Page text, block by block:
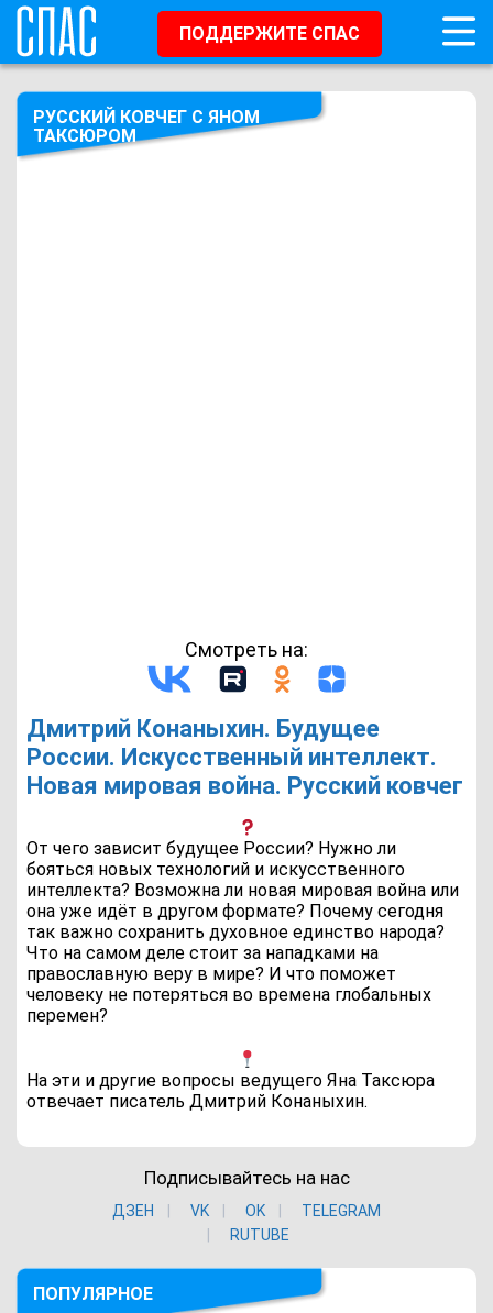
ПОДДЕРЖИТЕ СПАС
РУССКИЙ КОВЧЕГ С ЯНОМ
ТАКСЮРОМ
Смотреть на:
Дмитрий Конаныхин. Будущее
России. Искусственный интеллект.
Новая мировая война. Русский ковчег
От чего зависит будущее России? Нужно ли
бояться новых технологий и искусственного
интеллекта? Возможна ли новая мировая война или
она уже идёт в другом формате? Почему сегодня
так важно сохранить духовное единство народа?
Что на самом деле стоит за нападками на
православную веру в мире? И что поможет
человеку не потеряться во времена глобальных
перемен?
На эти и другие вопросы ведущего Яна Таксюра
отвечает писатель Дмитрий Конаныхин.
Подписывайтесь на нас
ДЗЕН VK ОK
TELEGRAM
RUTUBE
ПОПУЛЯРНОЕ